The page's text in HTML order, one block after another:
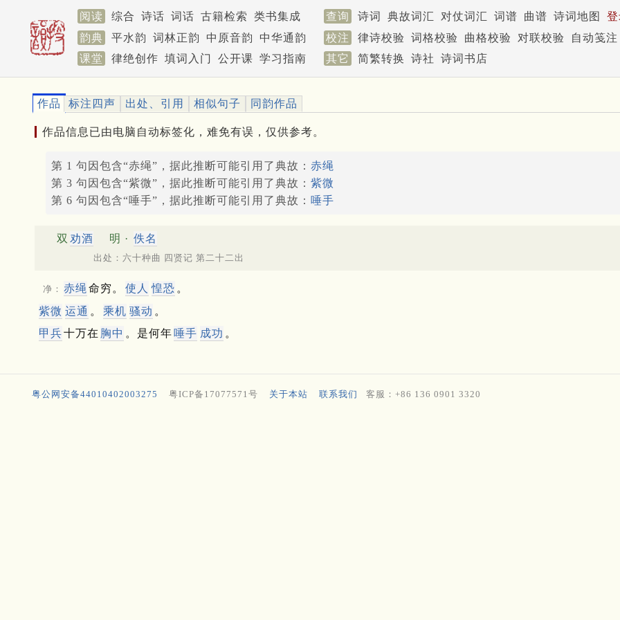
阅读 综合 诗话 词话 古籍检索 类书集成 查询 诗词 典故词汇 对仗词汇 词谱 曲谱 诗词地图
韵典
平水韵 词林正韵 中原音韵 中华通韵 校注 律诗校验 词格校验 曲格校验 对联校验
自动笺注
课堂
律绝创作 填词入门 公开课 学习指南 其它 简繁转换 诗社 诗词书店
作品 标注四声 出处、引用 相似句子 同韵作品
作品信息已由电脑自动标签化，难免有误，仅供参考。
第 1 句因包含“赤绳”，据此推断可能引用了典故： 赤绳
第 3 句因包含“紫微”，据此推断可能引用了典故： 紫微
第 6 句因包含“唾手”，据此推断可能引用了典故： 唾手
双 劝酒 明 · 佚名
出处：六十种曲 四贤记 第二十二出
净： 赤绳 命穷。 使人 惶恐 。
紫微 运通 。 乘机 骚动 。
甲兵十万在 胸中 。是何年 唾手 成功 。
粤公网安备44010402003275 粤ICP备17077571号 关于本站 联系我们 客服：+86 136 0901 3320